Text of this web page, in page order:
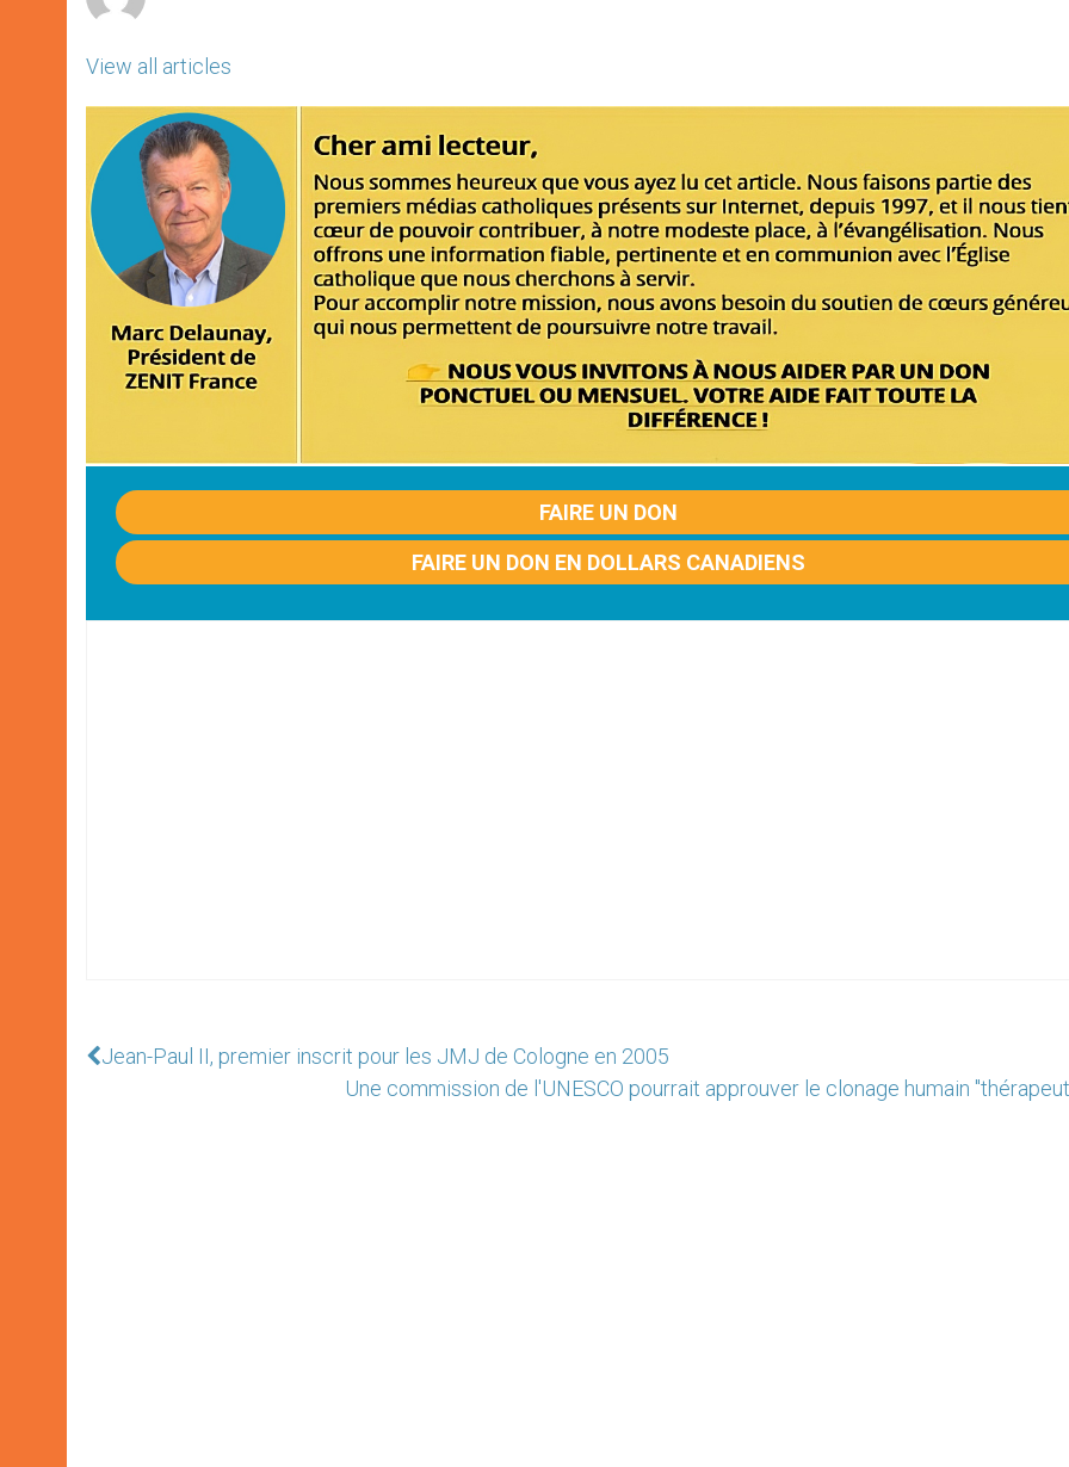
View all articles
FAIRE UN DON
FAIRE UN DON EN DOLLARS CANADIENS
Jean-Paul II, premier inscrit pour les JMJ de Cologne en 2005
Une commission de l'UNESCO pourrait approuver le clonage humain